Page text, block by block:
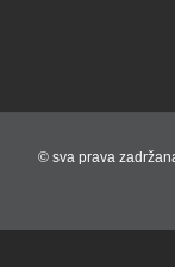
© sva prava